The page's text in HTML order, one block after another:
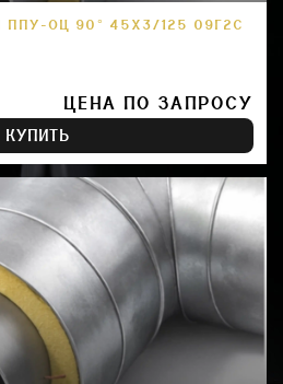
ОЦ 90° 45Х3/125 09Г2С
ЦЕНА ПО ЗАПРОСУ
КУПИТЬ